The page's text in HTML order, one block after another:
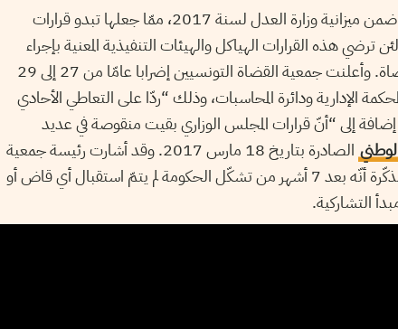
لم تتمّ برمجة الإجراءات التي أعلن عنها وزير العدل ضمن ميزانية وزارة العدل لسنة 2017، ممّا جعلها تبدو قرارات
ترضي هذه القرارات الهياكل والهيئات التنفيذية المعنية بإجراء
الانتخابات فقد فشلت في إقناع عدد هامّ من القضاة. وأعلنت جمعية القضاة التونسيين إضرابا عامّا من 27 إلى 29
الإدارية ودائرة المحاسبات، وذلك “ردّا على التعاطي الأحادي
إلى “أنّ قرارات المجلس الوزاري بقيت منقوصة في عديد
الصادرة بتاريخ 18 مارس 2017. وقد أشارت رئيسة جمعية
القضاة التونسيين روضة قرافي إلى انسداد الحوار مذكّرة أنّه بعد 7 أشهر من تشكّل الحكومة لم يتمّ استقبال أي قاض أو
التشاركية.